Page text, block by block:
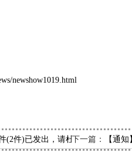
newshow1019.html
(2件)已发出，请杜经理查收
下一篇： 【通